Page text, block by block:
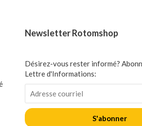
Newsletter Rotomshop
Désirez-vous rester informé?
Lettre d'Informations:
S'abonner